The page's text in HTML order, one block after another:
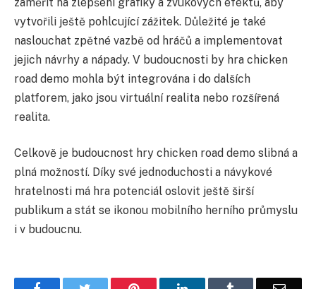
vytvořili ještě pohlcující zážitek. Důležité je také
naslouchat zpětné vazbě od hráčů a implementovat
jejich návrhy a nápady. V budoucnosti by hra chicken
road demo mohla být integrována i do dalších
platforem, jako jsou virtuální realita nebo rozšířená
realita.
Celkově je budoucnost hry chicken road demo slibná a
plná možností. Díky své jednoduchosti a návykové
hratelnosti má hra potenciál oslovit ještě širší
publikum a stát se ikonou mobilního herního průmyslu
i v budoucnu.